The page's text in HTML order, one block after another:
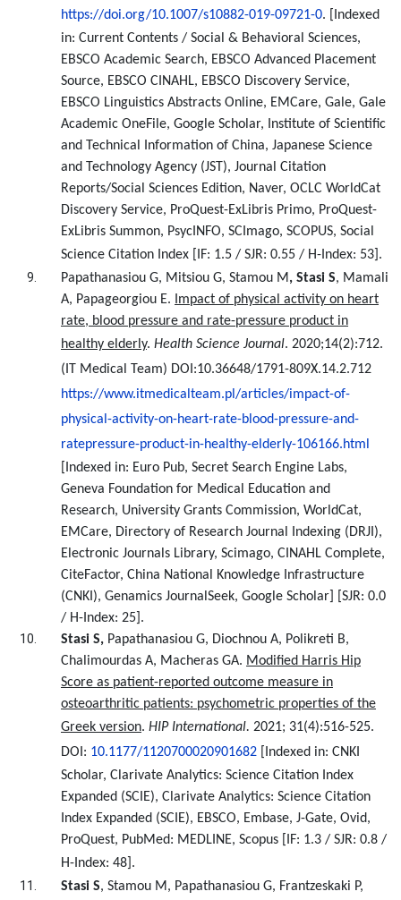
https://doi.org/10.1007/s10882-019-09721-0. [Indexed
in: Current Contents / Social & Behavioral Sciences,
EBSCO Academic Search, EBSCO Advanced Placement
Source, EBSCO CINAHL, EBSCO Discovery Service,
EBSCO Linguistics Abstracts Online, EMCare, Gale, Gale
Academic OneFile, Google Scholar, Institute of Scientific
and Technical Information of China, Japanese Science
and Technology Agency (JST), Journal Citation
Reports/Social Sciences Edition, Naver, OCLC WorldCat
Discovery Service, ProQuest-ExLibris Primo, ProQuest-
ExLibris Summon, PsycINFO, SCImago, SCOPUS, Social
Science Citation Index [IF: 1.5 / SJR: 0.55 / H-Index: 53].
Papathanasiou G, Mitsiou G, Stamou M, Stasi S, Mamali
A, Papageorgiou E.
Impact of physical activity on heart
rate, blood pressure and rate-pressure product in
healthy elderly. Health Science Journal. 2020;14(2):712.
(IT Medical Team) DOI:10.36648/1791-809X.14.2.712
https://www.itmedicalteam.pl/articles/impact-of-
physical-activity-on-heart-rate-blood-pressure-and-
ratepressure-product-in-healthy-elderly-106166.html
[Indexed in: Euro Pub, Secret Search Engine Labs,
Geneva Foundation for Medical Education and
Research, University Grants Commission, WorldCat,
EMCare, Directory of Research Journal Indexing (DRJI),
Electronic Journals Library, Scimago, CINAHL Complete,
CiteFactor, China National Knowledge Infrastructure
(CNKI), Genamics JournalSeek, Google Scholar] [SJR: 0.0
/ H-Index: 25].
Stasi S, Papathanasiou G, Diochnou A, Polikreti B,
Chalimourdas A, Macheras GA. Modified Harris Hip
Score as patient-reported outcome measure in
osteoarthritic patients: psychometric properties of the
Greek version. HIP International. 2021; 31(4):516-525.
DOI: 10.1177/1120700020901682
[Indexed in: CNKI
Scholar, Clarivate Analytics: Science Citation Index
Expanded (SCIE), Clarivate Analytics: Science Citation
Index Expanded (SCIE), EBSCO, Embase, J-Gate, Ovid,
ProQuest, PubMed: MEDLINE, Scopus [IF: 1.3 / SJR: 0.8 /
H-Index: 48].
Stasi S, Stamou M, Papathanasiou G, Frantzeskaki P,